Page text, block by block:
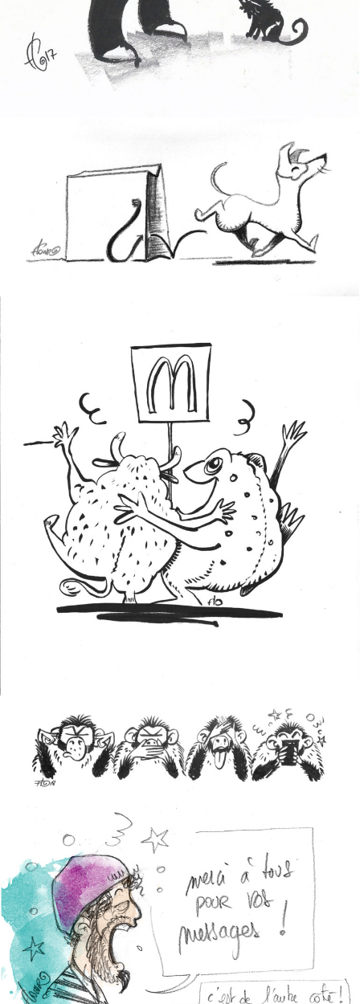
CUL DE SAC
BŒUF GRENOUILLE
4ÈME NON-SENS
MATIN VERSAIRE